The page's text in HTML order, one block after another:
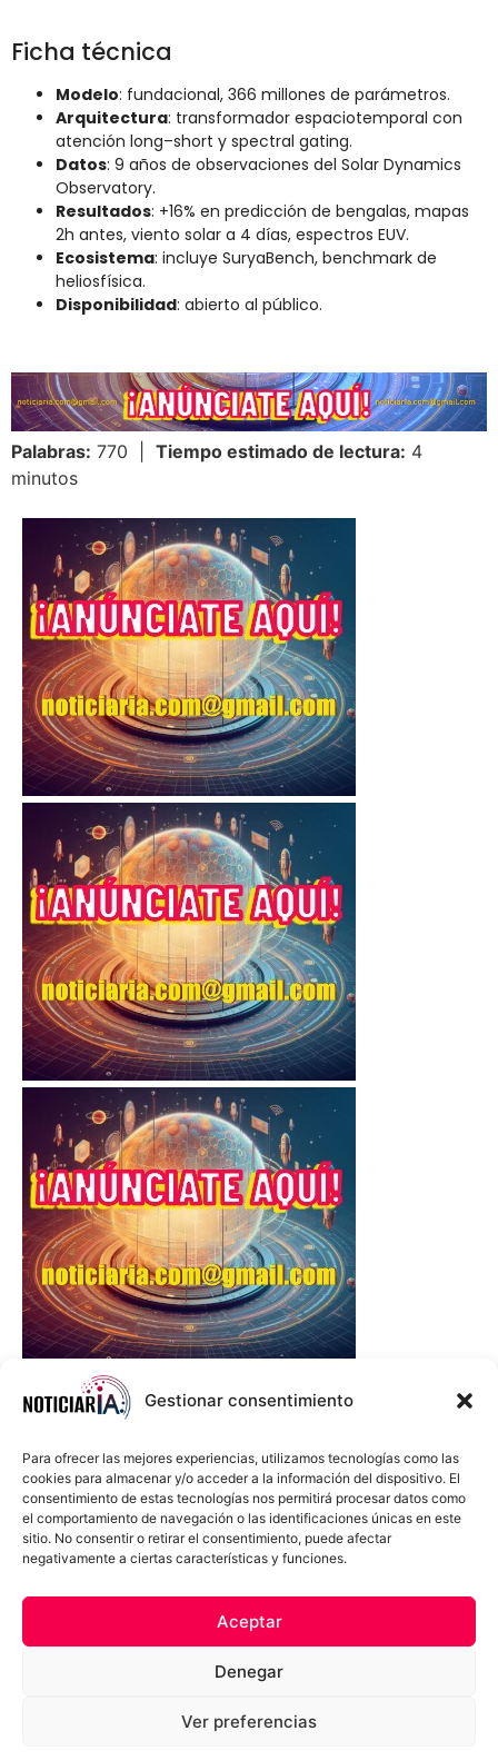
Gestionar consentimiento
Para ofrecer las mejores experiencias, utilizamos tecnologías como las
cookies para almacenar y/o acceder a la información del dispositivo. El
consentimiento de estas tecnologías nos permitirá procesar datos como
el comportamiento de navegación o las identificaciones únicas en este
sitio. No consentir o retirar el consentimiento, puede afectar
negativamente a ciertas características y funciones.
Aceptar
Denegar
Ver preferencias
Ficha técnica
Modelo: fundacional, 366 millones de parámetros.
Arquitectura: transformador espaciotemporal con
atención long–short y spectral gating.
Datos: 9 años de observaciones del Solar Dynamics
Observatory.
Resultados: +16% en predicción de bengalas, mapas
2h antes, viento solar a 4 días, espectros EUV.
Ecosistema: incluye SuryaBench, benchmark de
heliosfísica.
Disponibilidad: abierto al público.
Palabras: 770 | Tiempo estimado de lectura: 4
minutos
Política de cookies
Términos y Condiciones
Aviso Sobre el Uso de IA
Compromiso Ético con la IA
Propiedad Intelectual